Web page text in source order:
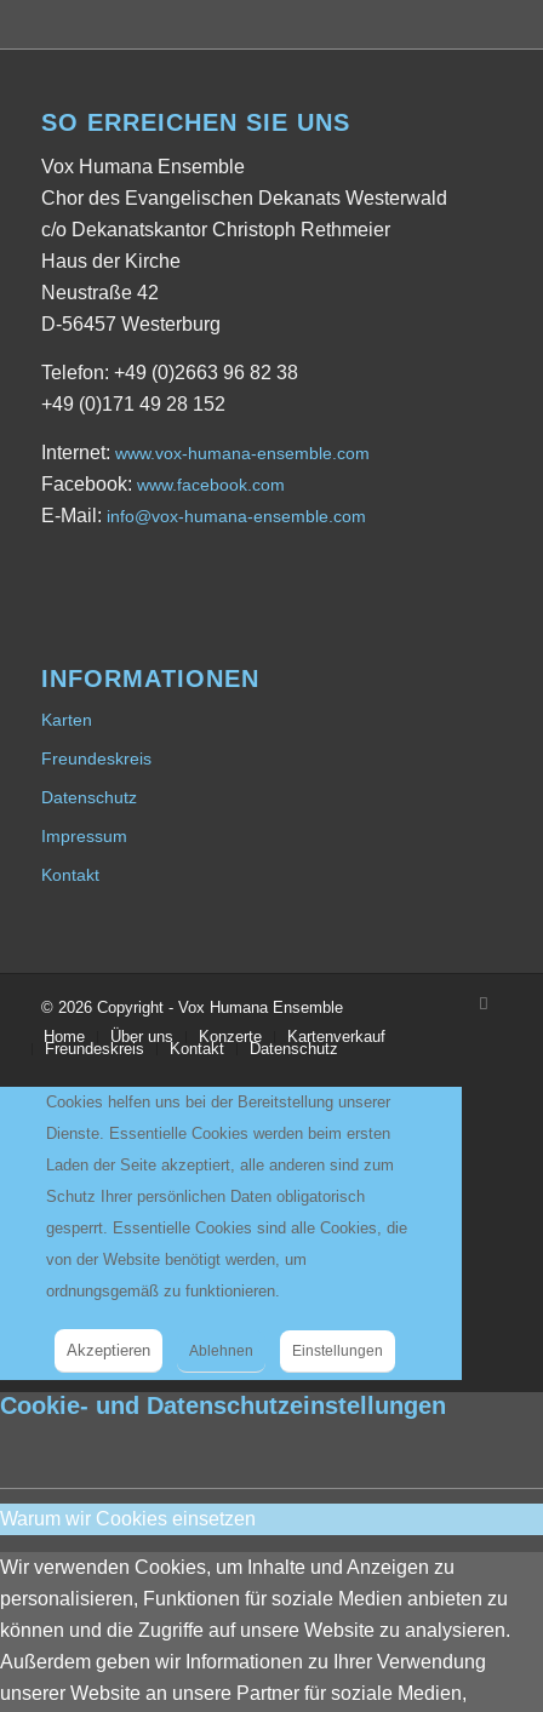
SO ERREICHEN SIE UNS
Vox Humana Ensemble
Chor des Evangelischen Dekanats Westerwald
c/o Dekanatskantor Christoph Rethmeier
Haus der Kirche
Neustraße 42
D-56457 Westerburg
Telefon: +49 (0)2663 96 82 38
+49 (0)171 49 28 152
Internet: www.vox-humana-ensemble.com
Facebook: www.facebook.com
E-Mail: info@vox-humana-ensemble.com
INFORMATIONEN
Karten
Freundeskreis
Datenschutz
Impressum
Kontakt
© 2026 Copyright - Vox Humana Ensemble
Home
Über uns Konzerte Kartenverkauf
Freundeskreis Kontakt Datenschutz
Cookies helfen uns bei der Bereitstellung unserer
Dienste. Essentielle Cookies werden beim ersten
Laden der Seite akzeptiert, alle anderen sind zum
Schutz Ihrer persönlichen Daten obligatorisch
gesperrt. Essentielle Cookies sind alle Cookies, die
von der Website benötigt werden, um
ordnungsgemäß zu funktionieren.
Akzeptieren Ablehnen Einstellungen
Cookie- und Datenschutzeinstellungen
Warum wir Cookies einsetzen
Wir verwenden Cookies, um Inhalte und Anzeigen zu
personalisieren, Funktionen für soziale Medien anbieten zu
können und die Zugriffe auf unsere Website zu analysieren.
Außerdem geben wir Informationen zu Ihrer Verwendung
unserer Website an unsere Partner für soziale Medien,